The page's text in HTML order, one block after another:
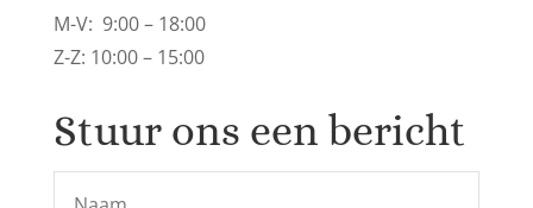
M-V: 9:00 – 18:00
Z-Z: 10:00 – 15:00
Stuur ons een bericht